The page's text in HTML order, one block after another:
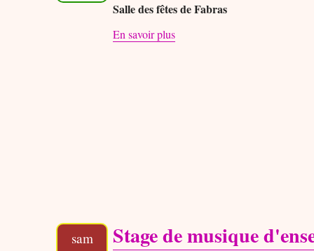
Salle des fêtes de Fabras
En savoir plus
sam
Stage de musique